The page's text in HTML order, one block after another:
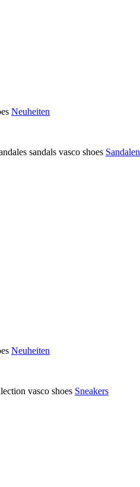
Neuheiten
Sandalen
Neuheiten
Sneakers